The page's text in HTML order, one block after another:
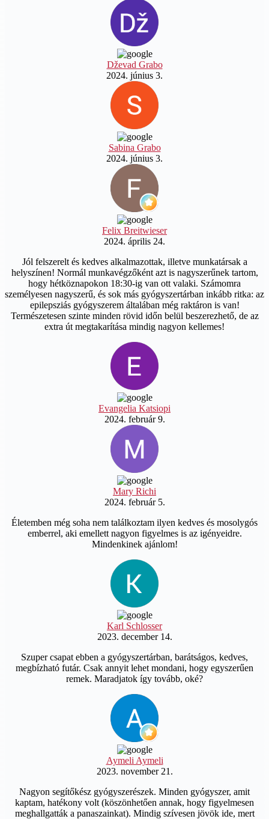
Dževad Grabo
2024. június 3.
Sabina Grabo
2024. június 3.
Felix Breitwieser
2024. április 24.
Jól felszerelt és kedves alkalmazottak, illetve munkatársak a
helyszínen! Normál munkavégzőként azt is nagyszerűnek tartom,
hogy hétköznapokon 18:30-ig van ott valaki. Számomra
személyesen nagyszerű, és sok más gyógyszertárban inkább ritka: az
epilepsziás gyógyszerem általában még raktáron is van!
Természetesen szinte minden rövid időn belül beszerezhető, de az
extra út megtakarítása mindig nagyon kellemes!
Evangelia Katsiopi
2024. február 9.
Mary Richi
2024. február 5.
Életemben még soha nem találkoztam ilyen kedves és mosolygós
emberrel, aki emellett nagyon figyelmes is az igényeidre.
Mindenkinek ajánlom!
Karl Schlosser
2023. december 14.
Szuper csapat ebben a gyógyszertárban, barátságos, kedves,
megbízható futár. Csak annyit lehet mondani, hogy egyszerűen
remek. Maradjatok így tovább, oké?
Aymeli Aymeli
2023. november 21.
Nagyon segítőkész gyógyszerészek. Minden gyógyszer, amit
kaptam, hatékony volt (köszönhetően annak, hogy figyelmesen
meghallgatták a panaszainkat). Mindig szívesen jövök ide, mert